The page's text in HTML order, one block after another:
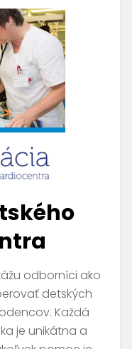
odborníci ako
detských
Každá
je unikátna a